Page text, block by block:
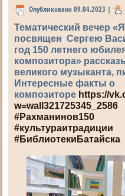
Опубликовано 09.04.2023 |
Тематический вечер
посвящен Сергею
год 150 летнего
композитора»
великого музыканта,
Интересные факты о
композиторе https://
w=wall321725345_2586
#Рахманинов150
#культураитрадиции
#БиблиотекиБатайска